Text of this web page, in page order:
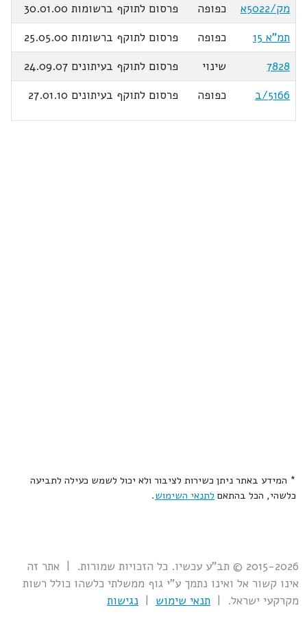
מק/5022א
כפופה
פרסום לתוקף ברשומות 30.01.00
תמ"א 15
כפופה
פרסום לתוקף ברשומות 25.05.00
7828
שינוי
פרסום לתוקף בעיתונים 24.09.07
5166/ב
כפופה פרסום לתוקף בעיתונים 27.01.10
* המידע באתר ניתן כשירות לציבור ולא יכול לשמש כעילה לתביעה
כלשהי, הכל בהתאם לתנאי השימוש.
2015-2026 © תב"ע עכשיו. כל הזכויות שמורות. | אתר זה
אינו קשור אל ואינו נתמך ע"י גוף ממשלתי כלשהו כולל רשות
מקרקעי ישראל. | תנאי שימוש | נגישות